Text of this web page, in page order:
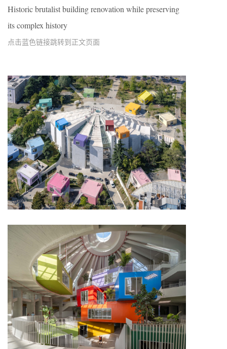
Historic brutalist building renovation while preserving
its complex history
点击蓝色链接跳转到正文页面